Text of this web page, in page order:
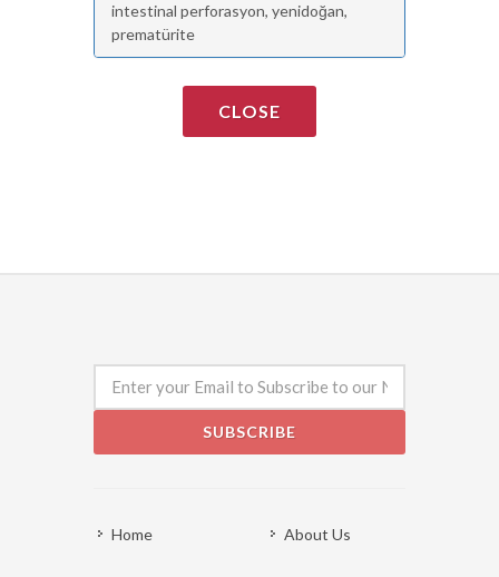
intestinal perforasyon, yenidoğan,
prematürite
CLOSE
SUBSCRIBE
Home About Us